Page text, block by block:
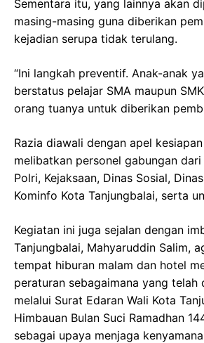
Sementara itu, yang lainnya akan
masing-masing guna diberikan
kejadian serupa tidak terulang.
“Ini langkah preventif. Anak-anak
berstatus pelajar SMA maupun
orang tuanya untuk diberikan
Razia diawali dengan apel
melibatkan personel gabungan dari
Polri, Kejaksaan, Dinas Sosial,
Kominfo Kota Tanjungbalai, serta
Kegiatan ini juga sejalan dengan
Tanjungbalai, Mahyaruddin Salim,
tempat hiburan malam dan hotel
peraturan sebagaimana yang telah
melalui Surat Edaran Wali Kota
Himbauan Bulan Suci Ramadhan
sebagai upaya menjaga